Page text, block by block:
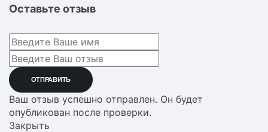
Оставьте отзыв
Ваш отзыв успешно отправлен. Он будет
опубликован после проверки.
Закрыть